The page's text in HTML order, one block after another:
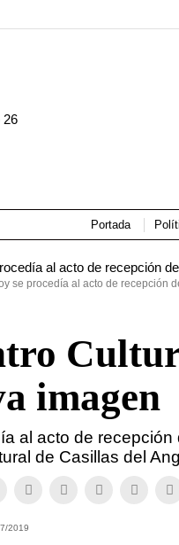
26
Portada
se procedía al acto de recepción
imagen
al acto de recepción
de Casillas del
2019